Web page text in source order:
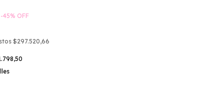
-45% OFF
$297.520,66